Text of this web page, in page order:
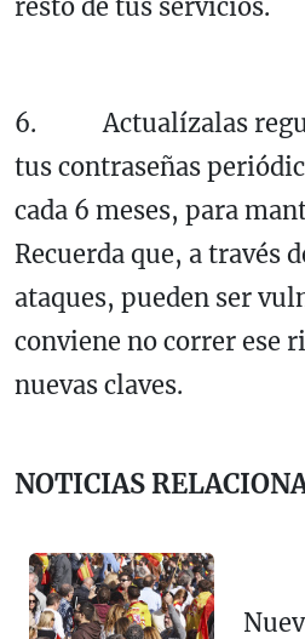
resto de tus servicios.
6. Actualízalas
tus contraseñas
cada 6 meses, para
Recuerda que, a través
ataques, pueden ser
conviene no correr ese
nuevas claves.
NOTICIAS